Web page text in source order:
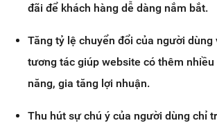
đãi để khách hàng dễ dàng nắm bắt.
Tăng tỷ lệ chuyển đổi của người
tương tác giúp website có thêm
năng, gia tăng lợi nhuận.
Thu hút sự chú ý của người dùng chỉ